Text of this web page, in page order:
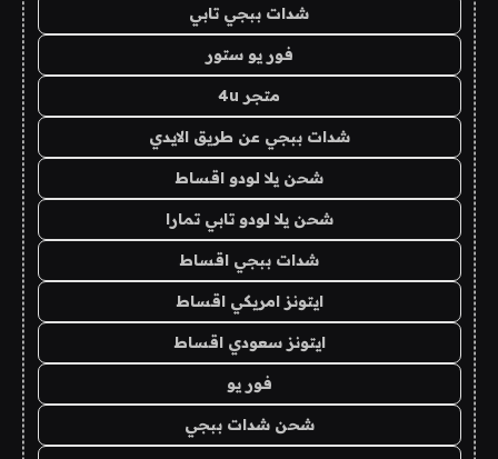
شدات ببجي تابي
فور يو ستور
متجر 4u
شدات ببجي عن طريق الايدي
شحن يلا لودو اقساط
شحن يلا لودو تابي تمارا
شدات ببجي اقساط
ايتونز امريكي اقساط
ايتونز سعودي اقساط
فور يو
شحن شدات ببجي